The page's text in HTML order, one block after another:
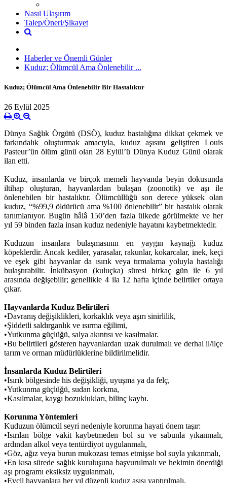
Nasıl Ulaşırım
Talep/Öneri/Şikayet
Haberler ve Önemli Günler
Kuduz; Ölümcül Ama Önlenebilir ...
Kuduz; Ölümcül Ama Önlenebilir Bir Hastalıktır
26 Eylül 2025
Dünya Sağlık Örgütü (DSÖ), kuduz hastalığına dikkat çekmek ve
farkındalık oluşturmak amacıyla, kuduz aşısını geliştiren Louis
Pasteur’ün ölüm günü olan 28 Eylül’ü Dünya Kuduz Günü olarak
ilan etti.
Kuduz, insanlarda ve birçok memeli hayvanda beyin dokusunda
iltihap oluşturan, hayvanlardan bulaşan (zoonotik) ve aşı ile
önlenebilen bir hastalıktır. Ölümcüllüğü son derece yüksek olan
kuduz, “%99,9 öldürücü ama %100 önlenebilir” bir hastalık olarak
tanımlanıyor. Bugün hâlâ 150’den fazla ülkede görülmekte ve her
yıl 59 binden fazla insan kuduz nedeniyle hayatını kaybetmektedir.
Kuduzun insanlara bulaşmasının en yaygın kaynağı kuduz
köpeklerdir. Ancak kediler, yarasalar, rakunlar, kokarcalar, inek, keçi
ve eşek gibi hayvanlar da ısırık veya tırmalama yoluyla hastalığı
bulaştırabilir. İnkübasyon (kuluçka) süresi birkaç gün ile 6 yıl
arasında değişebilir; genellikle 4 ila 12 hafta içinde belirtiler ortaya
çıkar.
Hayvanlarda Kuduz Belirtileri
•Davranış değişiklikleri, korkaklık veya aşırı sinirlilik,
•Şiddetli saldırganlık ve ısırma eğilimi,
•Yutkunma güçlüğü, salya akıntısı ve kasılmalar.
•Bu belirtileri gösteren hayvanlardan uzak durulmalı ve derhal il/ilçe
tarım ve orman müdürlüklerine bildirilmelidir.
İnsanlarda Kuduz Belirtileri
•Isırık bölgesinde his değişikliği, uyuşma ya da felç,
•Yutkunma güçlüğü, sudan korkma,
•Kasılmalar, kaygı bozuklukları, bilinç kaybı.
Korunma Yöntemleri
Kuduzun ölümcül seyri nedeniyle korunma hayati önem taşır:
•Isırılan bölge vakit kaybetmeden bol su ve sabunla yıkanmalı,
ardından alkol veya tentürdiyot uygulanmalı,
•Göz, ağız veya burun mukozası temas etmişse bol suyla yıkanmalı,
•En kısa sürede sağlık kuruluşuna başvurulmalı ve hekimin önerdiği
aşı programı eksiksiz uygulanmalı,
•Evcil hayvanlara her yıl düzenli kuduz aşısı yaptırılmalı,